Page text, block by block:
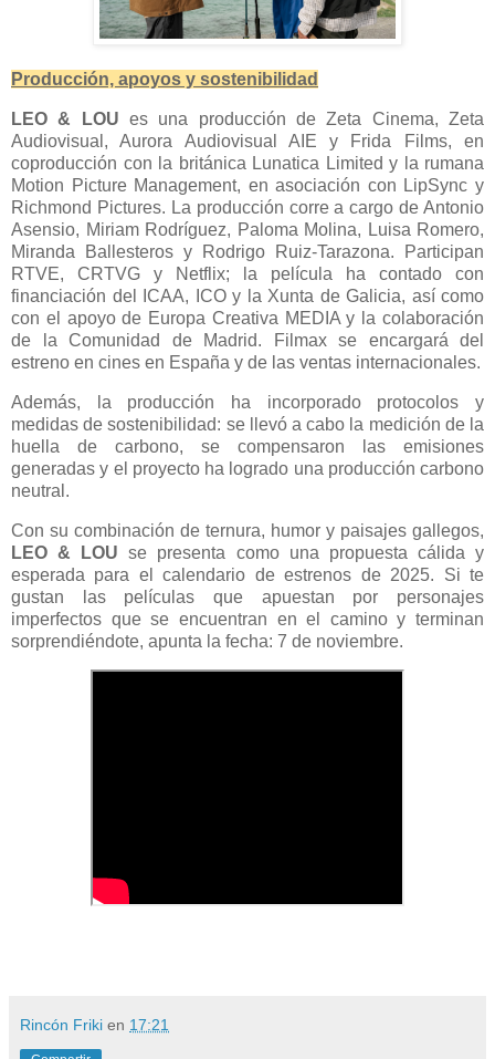
Producción, apoyos y sostenibilidad
LEO & LOU es una producción de Zeta Cinema, Zeta
Audiovisual, Aurora Audiovisual AIE y Frida Films, en
coproducción con la británica Lunatica Limited y la rumana
Motion Picture Management, en asociación con LipSync y
Richmond Pictures. La producción corre a cargo de Antonio
Asensio, Miriam Rodríguez, Paloma Molina, Luisa Romero,
Miranda Ballesteros y Rodrigo Ruiz-Tarazona. Participan
RTVE, CRTVG y Netflix; la película ha contado con
financiación del ICAA, ICO y la Xunta de Galicia, así como
con el apoyo de Europa Creativa MEDIA y la colaboración
de la Comunidad de Madrid. Filmax se encargará del
estreno en cines en España y de las ventas internacionales.
Además, la producción ha incorporado protocolos y
medidas de sostenibilidad: se llevó a cabo la medición de la
huella de carbono, se compensaron las emisiones
generadas y el proyecto ha logrado una producción carbono
neutral.
Con su combinación de ternura, humor y paisajes gallegos,
LEO & LOU se presenta como una propuesta cálida y
esperada para el calendario de estrenos de 2025. Si te
gustan las películas que apuestan por personajes
imperfectos que se encuentran en el camino y terminan
sorprendiéndote, apunta la fecha: 7 de noviembre.
Rincón Friki en 17:21